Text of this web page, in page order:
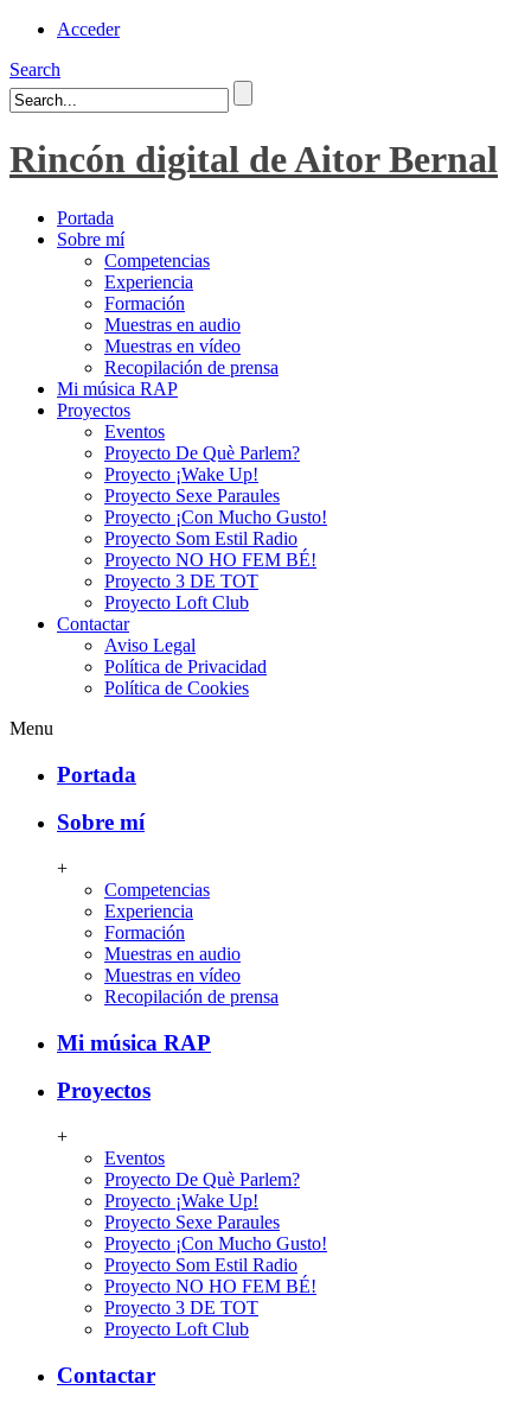
Acceder
Search
Rincón digital de Aitor Bernal
Portada
Sobre mí
Competencias
Experiencia
Formación
Muestras en audio
Muestras en vídeo
Recopilación de prensa
Mi música RAP
Proyectos
Eventos
Proyecto De Què Parlem?
Proyecto ¡Wake Up!
Proyecto Sexe Paraules
Proyecto ¡Con Mucho Gusto!
Proyecto Som Estil Radio
Proyecto NO HO FEM BÉ!
Proyecto 3 DE TOT
Proyecto Loft Club
Contactar
Aviso Legal
Política de Privacidad
Política de Cookies
Menu
Portada
Sobre mí
+
Competencias
Experiencia
Formación
Muestras en audio
Muestras en vídeo
Recopilación de prensa
Mi música RAP
Proyectos
+
Eventos
Proyecto De Què Parlem?
Proyecto ¡Wake Up!
Proyecto Sexe Paraules
Proyecto ¡Con Mucho Gusto!
Proyecto Som Estil Radio
Proyecto NO HO FEM BÉ!
Proyecto 3 DE TOT
Proyecto Loft Club
Contactar